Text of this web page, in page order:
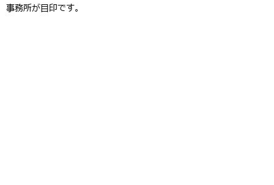
事務所が目印です。